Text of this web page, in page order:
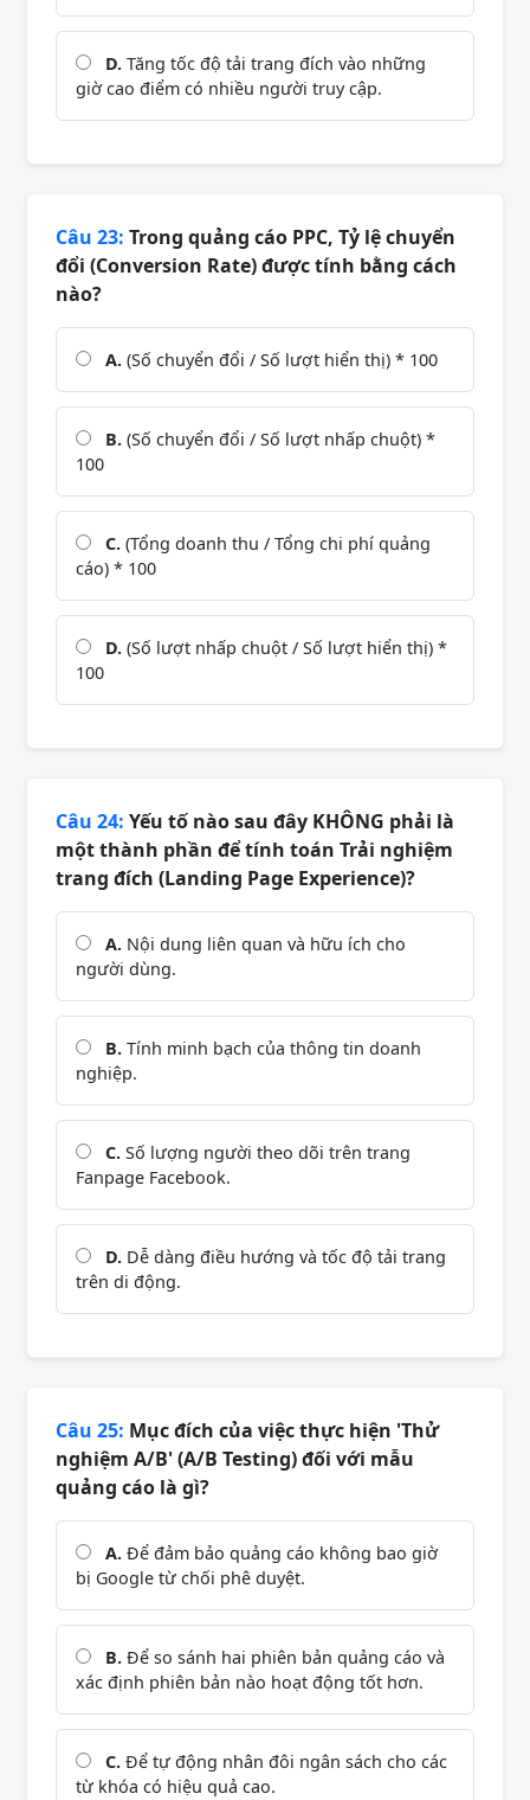
D. Tăng tốc độ tải trang đích vào những
giờ cao điểm có nhiều người truy cập.
Câu 23: Trong quảng cáo PPC, Tỷ lệ chuyển
đổi (Conversion Rate) được tính bằng cách
nào?
A. (Số chuyển đổi / Số lượt hiển thị) * 100
B. (Số chuyển đổi / Số lượt nhấp chuột) *
100
C. (Tổng doanh thu / Tổng chi phí quảng
cáo) * 100
D. (Số lượt nhấp chuột / Số lượt hiển thị) *
100
Câu 24: Yếu tố nào sau đây KHÔNG phải là
một thành phần để tính toán Trải nghiệm
trang đích (Landing Page Experience)?
A. Nội dung liên quan và hữu ích cho
người dùng.
B. Tính minh bạch của thông tin doanh
nghiệp.
C. Số lượng người theo dõi trên trang
Fanpage Facebook.
D. Dễ dàng điều hướng và tốc độ tải trang
trên di động.
Câu 25: Mục đích của việc thực hiện 'Thử
nghiệm A/B' (A/B Testing) đối với mẫu
quảng cáo là gì?
A. Để đảm bảo quảng cáo không bao giờ
bị Google từ chối phê duyệt.
B. Để so sánh hai phiên bản quảng cáo và
xác định phiên bản nào hoạt động tốt hơn.
C. Để tự động nhân đôi ngân sách cho các
từ khóa có hiệu quả cao.